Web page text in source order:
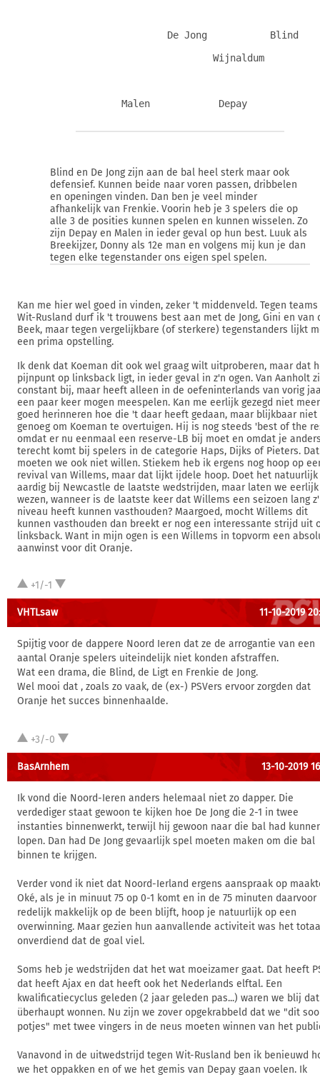
                De Jong           Blind
                        Wijnaldum
Malen            Depay
Blind en De Jong zijn aan de bal heel sterk maar ook
defensief. Kunnen beide naar voren passen, dribbelen
en openingen vinden. Dan ben je veel minder
afhankelijk van Frenkie. Voorin heb je 3 spelers die op
alle 3 de posities kunnen spelen en kunnen wisselen. Zo
zijn Depay en Malen in ieder geval op hun best. Luuk als
Breekijzer, Donny als 12e man en volgens mij kun je dan
tegen elke tegenstander ons eigen spel spelen.
Kan me hier wel goed in vinden, zeker 't middenveld. Tegen
Wit-Rusland durf ik 't trouwens best aan met de Jong, Gini en van
Beek, maar tegen vergelijkbare (of sterkere) tegenstanders lijkt
een prima opstelling.
Ik denk dat Koeman dit ook wel graag wilt uitproberen, maar dat
pijnpunt op linksback ligt, in ieder geval in z'n ogen. Van Aanholt
constant bij, maar heeft alleen in de oefeninterlands van vorig
een paar keer mogen meespelen. Kan me eerlijk gezegd niet meer
goed herinneren hoe die 't daar heeft gedaan, maar blijkbaar niet
genoeg om Koeman te overtuigen. Hij is nog steeds 'best of the
omdat er nu eenmaal een reserve-LB bij moet en omdat je
terecht komt bij spelers in de categorie Haps, Dijks of Pieters. Dat
moeten we ook niet willen. Stiekem heb ik ergens nog hoop op
revival van Willems, maar dat lijkt ijdele hoop. Doet het natuurlijk
aardig bij Newcastle de laatste wedstrijden, maar laten we eerlijk
wezen, wanneer is de laatste keer dat Willems een seizoen lang
niveau heeft kunnen vasthouden? Maargoed, mocht Willems dit
kunnen vasthouden dan breekt er nog een interessante strijd uit
linksback. Want in mijn ogen is een Willems in topvorm een
aanwinst voor dit Oranje.
+1/-1
VHTLsaw 11-10-2019
Spijtig voor de dappere Noord Ieren dat ze de arrogantie van een
aantal Oranje spelers uiteindelijk niet konden afstraffen.
Wat een drama, die Blind, de Ligt en Frenkie de Jong.
Wel mooi dat , zoals zo vaak, de (ex-) PSVers ervoor zorgden dat
Oranje het succes binnenhaalde.
+3/-0
BasArnhem 13-10-2019
Ik vond die Noord-Ieren anders helemaal niet zo dapper. Die
verdediger staat gewoon te kijken hoe De Jong die 2-1 in twee
instanties binnenwerkt, terwijl hij gewoon naar die bal had
lopen. Dan had De Jong gevaarlijk spel moeten maken om die bal
binnen te krijgen.
Verder vond ik niet dat Noord-Ierland ergens aanspraak op
Oké, als je in minuut 75 op 0-1 komt en in de 75 minuten daarvoor
redelijk makkelijk op de been blijft, hoop je natuurlijk op een
overwinning. Maar gezien hun aanvallende activiteit was het
onverdiend dat de goal viel.
Soms heb je wedstrijden dat het wat moeizamer gaat. Dat heeft
dat heeft Ajax en dat heeft ook het Nederlands elftal. Een
kwalificatiecyclus geleden (2 jaar geleden pas...) waren we blij
überhaupt wonnen. Nu zijn we zover opgekrabbeld dat we "dit
potjes" met twee vingers in de neus moeten winnen van het
Vanavond in de uitwedstrijd tegen Wit-Rusland ben ik benieuwd
we het oppakken en of we het gemis van Depay gaan voelen. Ik